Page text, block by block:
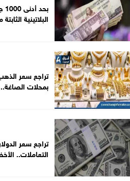
البلاتينية
بمحلات
تراجع سعر
التعاملات..